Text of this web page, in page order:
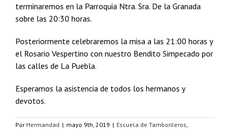
terminaremos en la Parroquia Ntra. Sra. De la Granada
sobre las 20:30 horas.
Posteriormente celebraremos la misa a las 21:00 horas y
el Rosario Vespertino con nuestro Bendito Simpecado por
las calles de La Puebla.
Esperamos la asistencia de todos los hermanos y
devotos.
Por Hermandad | mayo 9th, 2019 | Escuela de Tamborileros